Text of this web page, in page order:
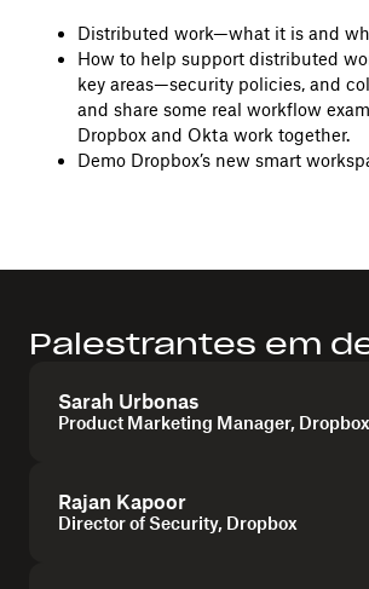
Distributed work—what it is and
How to help support distributed
key areas—security policies, and
and share some real workflow
Dropbox and Okta work together.
Demo Dropbox’s new smart
Palestrantes em
Sarah Urbonas
Product Marketing Manager, Dropbox
Rajan Kapoor
Director of Security, Dropbox